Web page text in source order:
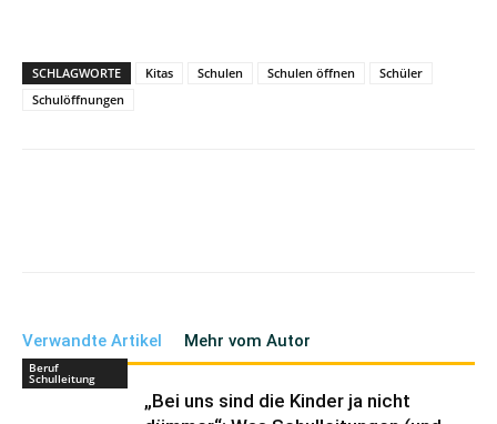
SCHLAGWORTE Kitas Schulen Schulen öffnen
Schüler
Schulöffnungen
Verwandte Artikel Mehr vom Autor
Beruf
Schulleitung
„Bei uns sind die Kinder ja nicht